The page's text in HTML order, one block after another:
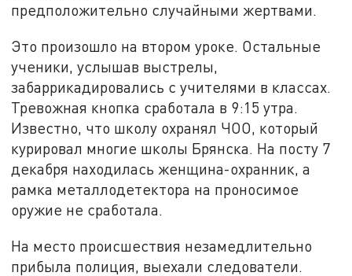
предположительно случайными жертвами.
Это произошло на втором уроке. Остальные
ученики, услышав выстрелы,
забаррикадировались с учителями в классах.
Тревожная кнопка сработала в 9:15 утра.
Известно, что школу охранял ЧОО, который
курировал многие школы Брянска. На посту 7
декабря находилась женщина-охранник, а
рамка металлодетектора на проносимое
оружие не сработала.
На место происшествия незамедлительно
прибыла полиция, выехали следователи.